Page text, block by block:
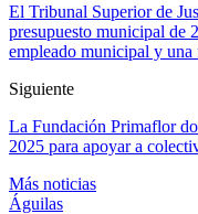
El Tribunal Superior de
presupuesto municipal de
empleado municipal y
Siguiente
La Fundación Primaflor
2025 para apoyar a
Más noticias
Águilas